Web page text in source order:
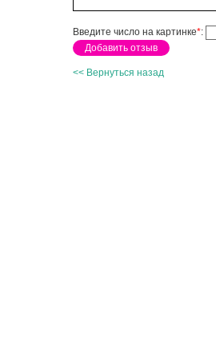
Введите число на картинке*:
<< Вернуться назад